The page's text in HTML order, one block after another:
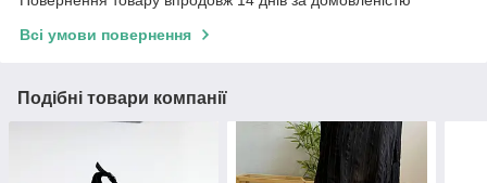
Всі умови повернення
Подібні товари компанії